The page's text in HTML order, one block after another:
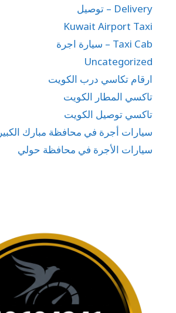
Delivery – توصيل
Kuwait Airport Taxi
Taxi Cab – سيارة اجرة
Uncategorized
ارقام تكاسي درب الكويت
تاكسي المطار الكويت
تاكسي توصيل الكويت
سيارات أجرة في محافظة مبارك الكبير
سيارات الأجرة في محافظة حولي